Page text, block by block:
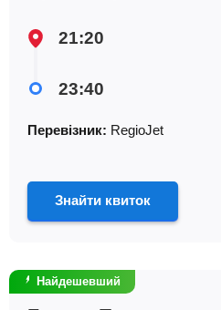
21:20
23:40
Перевізник: RegioJet
Знайти квиток
Найдешевший